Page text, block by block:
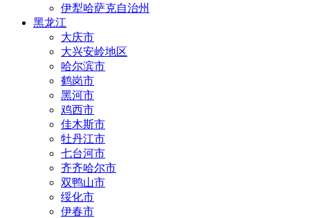
伊犁哈萨克自治州
黑龙江
大庆市
大兴安岭地区
哈尔滨市
鹤岗市
黑河市
鸡西市
佳木斯市
牡丹江市
七台河市
齐齐哈尔市
双鸭山市
绥化市
伊春市